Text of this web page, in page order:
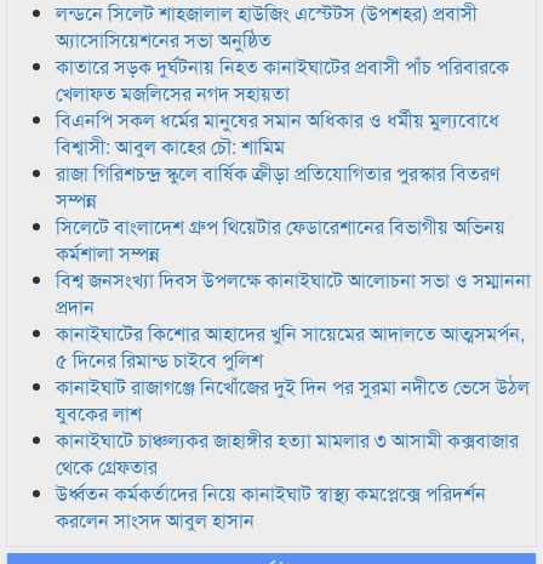
লন্ডনে সিলেট শাহজালাল হাউজিং এস্টেটস (উপশহর) প্রবাসী
অ্যাসোসিয়েশনের সভা অনুষ্ঠিত
কাতারে সড়ক দুর্ঘটনায় নিহত কানাইঘাটের প্রবাসী পাঁচ পরিবারকে
খেলাফত মজলিসের নগদ সহায়তা
বিএনপি সকল ধর্মের মানুষের সমান অধিকার ও ধর্মীয় মুল্যবোধে
বিশ্বাসী: আবুল কাহের চৌ: শামিম
রাজা গিরিশচন্দ্র স্কুলে বার্ষিক ক্রীড়া প্রতিযোগিতার পুরস্কার বিতরণ
সম্পন্ন
সিলেটে বাংলাদেশ গ্রুপ থিয়েটার ফেডারেশানের বিভাগীয় অভিনয়
কর্মশালা সম্পন্ন
বিশ্ব জনসংখ্যা দিবস উপলক্ষে কানাইঘাটে আলোচনা সভা ও সম্মাননা
প্রদান
কানাইঘাটের কিশোর আহাদের খুনি সায়েমের আদালতে আত্মসমর্পন,
৫ দিনের রিমান্ড চাইবে পুলিশ
কানাইঘাট রাজাগঞ্জে নিখোঁজের দুই দিন পর সুরমা নদীতে ভেসে উঠল
যুবকের লাশ
কানাইঘাটে চাঞ্চল্যকর জাহাঙ্গীর হত্যা মামলার ৩ আসামী কক্সবাজার
থেকে গ্রেফতার
উর্ধ্বতন কর্মকর্তাদের নিয়ে কানাইঘাট স্বাস্থ্য কমপ্লেক্সে পরিদর্শন
করলেন সাংসদ আবুল হাসান